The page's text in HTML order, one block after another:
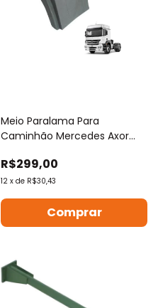
Meio Paralama Para
Caminhão Mercedes Axor
R$299,00
12 xde R$30,43
Comprar